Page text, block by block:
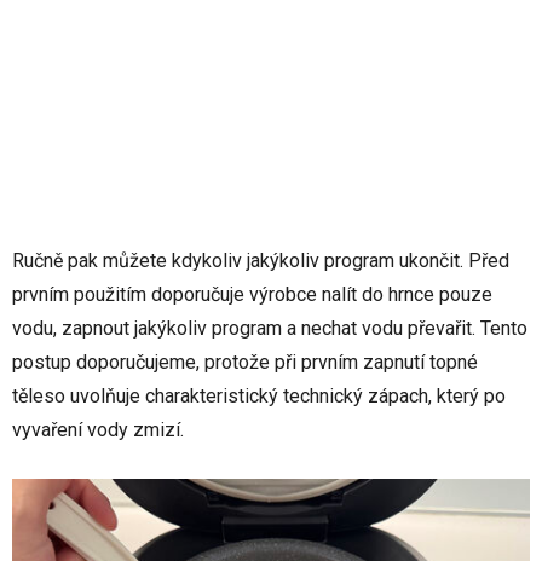
Ručně pak můžete kdykoliv jakýkoliv program ukončit. Před
prvním použitím doporučuje výrobce nalít do hrnce pouze
vodu, zapnout jakýkoliv program a nechat vodu převařit. Tento
postup doporučujeme, protože při prvním zapnutí topné
těleso uvolňuje charakteristický technický zápach, který po
vyvaření vody zmizí.